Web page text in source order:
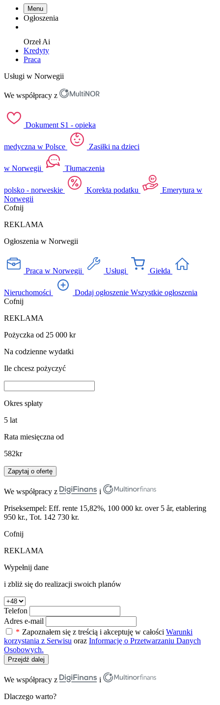
Menu
Ogłoszenia
OrzełAi
Kredyty
Praca
Usługi w Norwegii
We współpracy z
Dokument S1 - opieka
medyczna w Polsce Zasiłki na dzieci
w Norwegii Tłumaczenia
polsko - norweskie Korekta podatku
Emerytura w
Norwegii
Cofnij
REKLAMA
Ogłoszenia w Norwegii
Praca w Norwegii Usługi Giełda
Nieruchomości Dodaj ogłoszenie Wszystkie ogłoszenia
Cofnij
REKLAMA
Pożyczka od 25 000 kr
Na codzienne wydatki
Ile chcesz pożyczyć
Okres spłaty
5 lat
Rata miesięczna od
582kr
Zapytaj o ofertę
We współpracy z
i
Priseksempel: Eff. rente 15,82%, 100 000 kr. over 5 år, etablering
950 kr., Tot. 142 730 kr.
Cofnij
REKLAMA
Wypełnij dane
i zbliż się do realizacji swoich planów
Telefon
Adres e-mail
* Zapoznałem się z treścią i akceptuję w całości Warunki
korzystania z Serwisu oraz Informację o Przetwarzaniu Danych
Osobowych.
Przejdź dalej
We współpracy z
i
Dlaczego warto?